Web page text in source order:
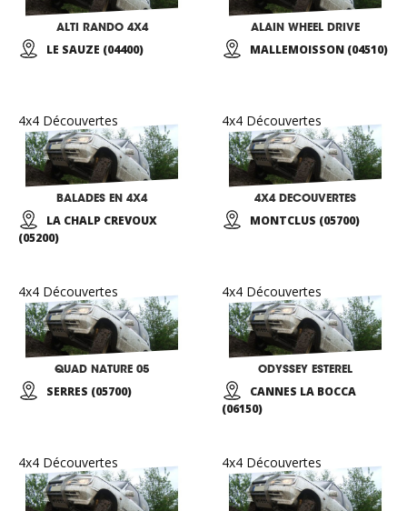
ALTI RANDO 4X4
LE SAUZE (04400)
ALAIN WHEEL DRIVE
MALLEMOISSON (04510)
4x4 Découvertes
BALADES EN 4X4
LA CHALP CREVOUX
(05200)
4x4 Découvertes
4X4 DECOUVERTES
MONTCLUS (05700)
4x4 Découvertes
QUAD NATURE 05
SERRES (05700)
4x4 Découvertes
ODYSSEY ESTEREL
CANNES LA BOCCA
(06150)
4x4 Découvertes 4x4 Découvertes